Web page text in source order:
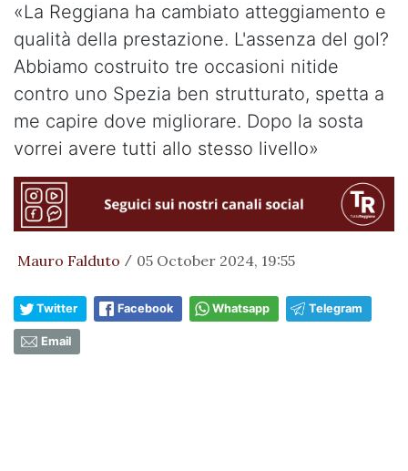
«La Reggiana ha cambiato atteggiamento e
qualità della prestazione. L'assenza del gol?
Abbiamo costruito tre occasioni nitide
contro uno Spezia ben strutturato, spetta a
me capire dove migliorare. Dopo la sosta
vorrei avere tutti allo stesso livello»
Mauro Falduto / 05 October 2024, 19:55
Twitter Facebook Whatsapp Telegram
Email